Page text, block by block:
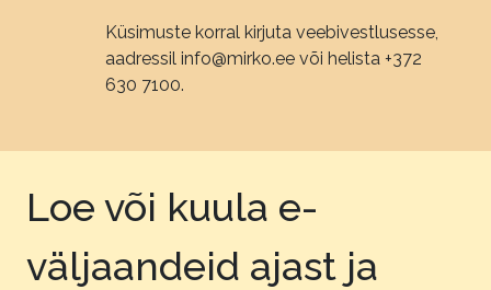
Küsimuste korral kirjuta veebivestlusesse,
aadressil info@mirko.ee või helista +372
630 7100.
Loe või kuula e-
väljaandeid ajast ja